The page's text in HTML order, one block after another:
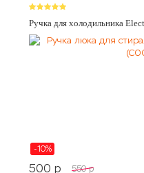
Ручка для холодильника
-10%
500 p 550 p